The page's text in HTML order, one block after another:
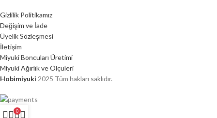
Gizlilik Politikamız
Değişim ve İade
Üyelik Sözleşmesi
İletişim
Miyuki Boncuları Üretimi
Miyuki Ağırlık ve Ölçüleri
Hobimiyuki 2025 Tüm hakları saklıdır.
0